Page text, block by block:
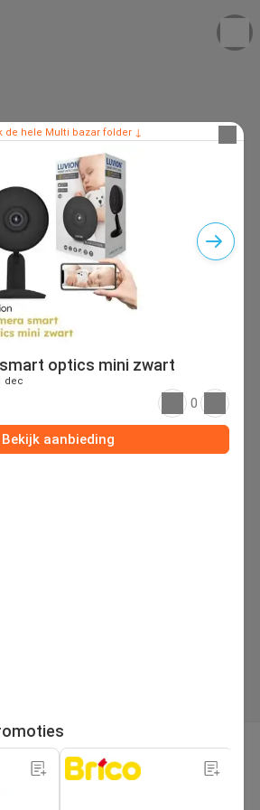
de hele Multi bazar folder ↓
optics mini zwart
dec
0
Bekijk aanbieding